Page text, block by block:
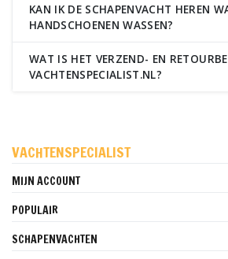
KAN IK DE SCHAPENVACHT HEREN
HANDSCHOENEN WASSEN?
WAT IS HET VERZEND- EN
VACHTENSPECIALIST.NL?
VACHTENSPECIALIST
MIJN ACCOUNT
POPULAIR
SCHAPENVACHTEN